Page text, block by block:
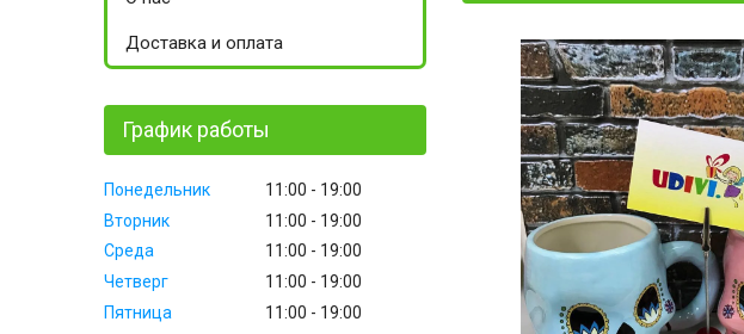
Доставка и оплата
График работы
Понедельник 11:00
19:00
Вторник
11:00
19:00
Среда
11:00
19:00
Четверг
11:00
19:00
Пятница
11:00
19:00